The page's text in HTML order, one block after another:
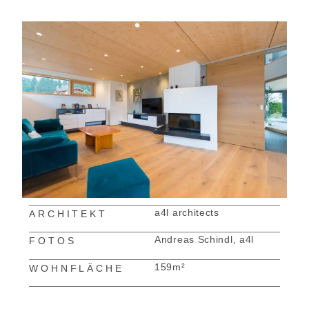
ARCHITEKT a4l architects
FOTOS Andreas Schindl a4l
WOHNFLÄCHE 159m²